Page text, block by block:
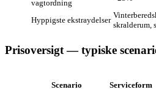
vagtordning
Hyppigste ekstraydelser
skralderum,
Prisoversigt — typiske
Scenario Serviceform